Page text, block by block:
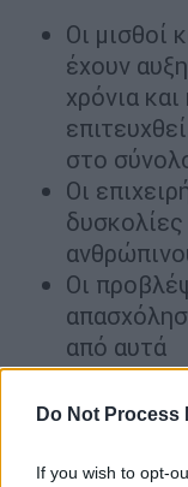
Do Not Process
If you wish to opt-
Οι μισθοί
έχουν
χρόνια
στο
Οι
Οι
από αυτά
Οι